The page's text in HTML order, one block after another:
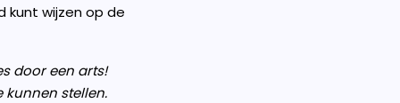
kunt wijzen op de
door een arts!
kunnen stellen.